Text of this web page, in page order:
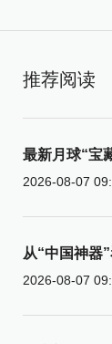
推荐阅读
最新月球“宝
2026-08-07
从“中国神器
2026-08-07